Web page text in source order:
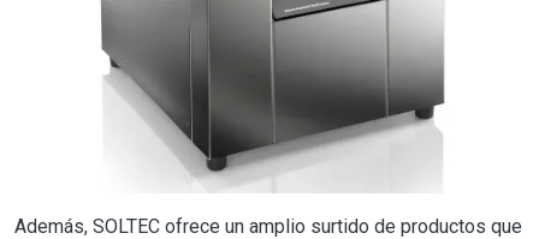
Además, SOLTEC ofrece un amplio surtido de productos que